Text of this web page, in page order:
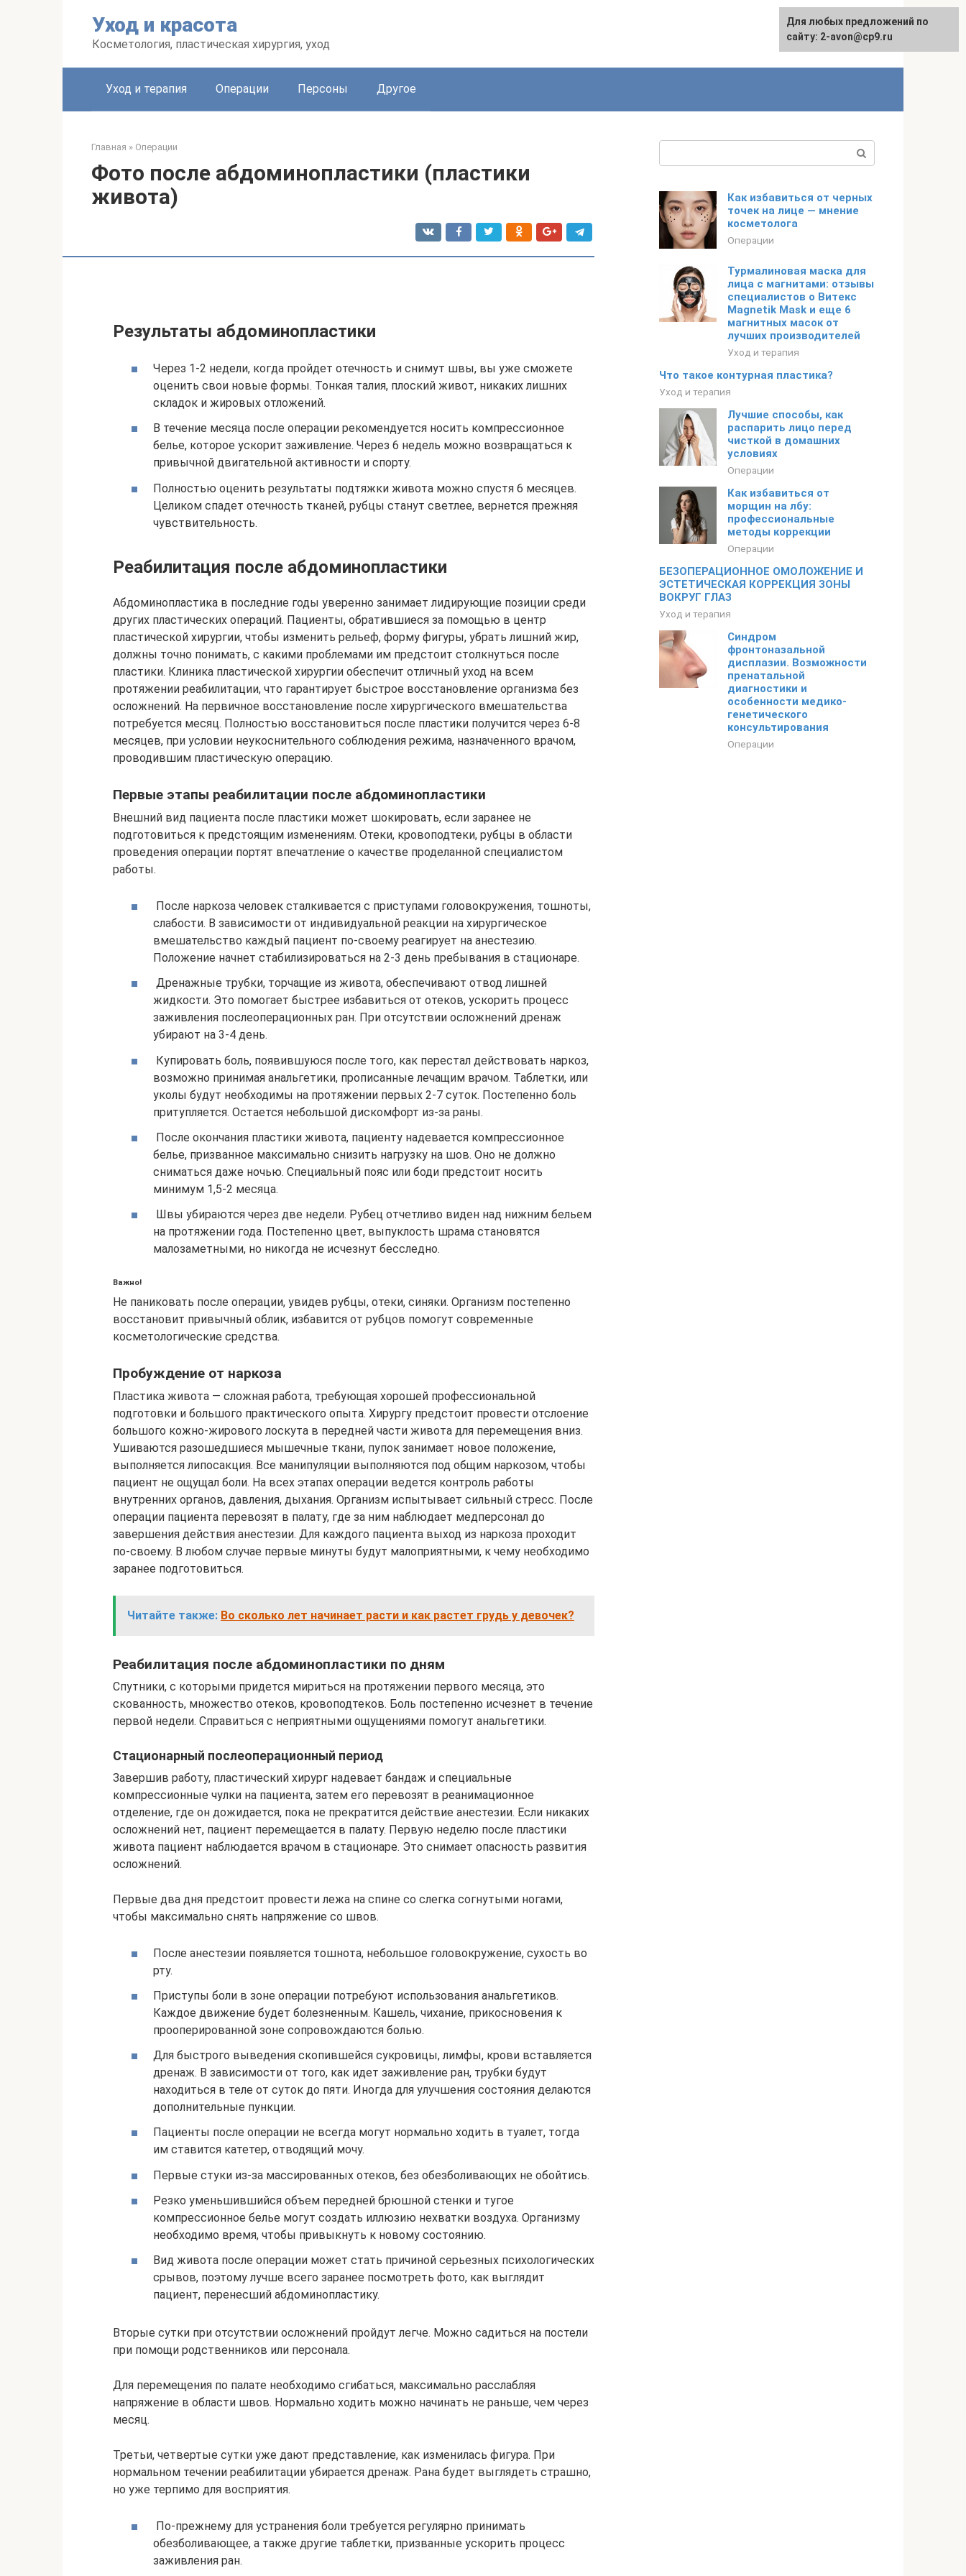
Уход и красота
Косметология, пластическая хирургия, уход
Уход и терапия Операции Персоны Другое
Главная » Операции
Фото после абдоминопластики (пластики
живота)
Результаты абдоминопластики
Через 1-2 недели, когда пройдет отечность и снимут швы, вы уже сможете
оценить свои новые формы. Тонкая талия, плоский живот, никаких лишних
складок и жировых отложений.
В течение месяца после операции рекомендуется носить компрессионное
белье, которое ускорит заживление. Через 6 недель можно возвращаться к
привычной двигательной активности и спорту.
Полностью оценить результаты подтяжки живота можно спустя 6 месяцев.
Целиком спадет отечность тканей, рубцы станут светлее, вернется прежняя
чувствительность.
Реабилитация после абдоминопластики
Абдоминопластика в последние годы уверенно занимает лидирующие позиции среди
других пластических операций. Пациенты, обратившиеся за помощью в центр
пластической хирургии, чтобы изменить рельеф, форму фигуры, убрать лишний жир,
должны точно понимать, с какими проблемами им предстоит столкнуться после
пластики. Клиника пластической хирургии обеспечит отличный уход на всем
протяжении реабилитации, что гарантирует быстрое восстановление организма без
осложнений. На первичное восстановление после хирургического вмешательства
потребуется месяц. Полностью восстановиться после пластики получится через 6-8
месяцев, при условии неукоснительного соблюдения режима, назначенного врачом,
проводившим пластическую операцию.
Первые этапы реабилитации после абдоминопластики
Внешний вид пациента после пластики может шокировать, если заранее не
подготовиться к предстоящим изменениям. Отеки, кровоподтеки, рубцы в области
проведения операции портят впечатление о качестве проделанной специалистом
работы.
После наркоза человек сталкивается с приступами головокружения, тошноты,
слабости. В зависимости от индивидуальной реакции на хирургическое
вмешательство каждый пациент по-своему реагирует на анестезию.
Положение начнет стабилизироваться на 2-3 день пребывания в стационаре.
Дренажные трубки, торчащие из живота, обеспечивают отвод лишней
жидкости. Это помогает быстрее избавиться от отеков, ускорить процесс
заживления послеоперационных ран. При отсутствии осложнений дренаж
убирают на 3-4 день.
Купировать боль, появившуюся после того, как перестал действовать наркоз,
возможно принимая анальгетики, прописанные лечащим врачом. Таблетки, или
уколы будут необходимы на протяжении первых 2-7 суток. Постепенно боль
притупляется. Остается небольшой дискомфорт из-за раны.
После окончания пластики живота, пациенту надевается компрессионное
белье, призванное максимально снизить нагрузку на шов. Оно не должно
сниматься даже ночью. Специальный пояс или боди предстоит носить
минимум 1,5-2 месяца.
Швы убираются через две недели. Рубец отчетливо виден над нижним бельем
на протяжении года. Постепенно цвет, выпуклость шрама становятся
малозаметными, но никогда не исчезнут бесследно.
Важно!
Не паниковать после операции, увидев рубцы, отеки, синяки. Организм постепенно
восстановит привычный облик, избавится от рубцов помогут современные
косметологические средства.
Пробуждение от наркоза
Пластика живота — сложная работа, требующая хорошей профессиональной
подготовки и большого практического опыта. Хирургу предстоит провести отслоение
большого кожно-жирового лоскута в передней части живота для перемещения вниз.
Ушиваются разошедшиеся мышечные ткани, пупок занимает новое положение,
выполняется липосакция. Все манипуляции выполняются под общим наркозом, чтобы
пациент не ощущал боли. На всех этапах операции ведется контроль работы
внутренних органов, давления, дыхания. Организм испытывает сильный стресс. После
операции пациента перевозят в палату, где за ним наблюдает медперсонал до
завершения действия анестезии. Для каждого пациента выход из наркоза проходит
по-своему. В любом случае первые минуты будут малоприятными, к чему необходимо
заранее подготовиться.
Читайте также: Во сколько лет начинает расти и как растет грудь у девочек?
Реабилитация после абдоминопластики по дням
Спутники, с которыми придется мириться на протяжении первого месяца, это
скованность, множество отеков, кровоподтеков. Боль постепенно исчезнет в течение
первой недели. Справиться с неприятными ощущениями помогут анальгетики.
Стационарный послеоперационный период
Завершив работу, пластический хирург надевает бандаж и специальные
компрессионные чулки на пациента, затем его перевозят в реанимационное
отделение, где он дожидается, пока не прекратится действие анестезии. Если никаких
осложнений нет, пациент перемещается в палату. Первую неделю после пластики
живота пациент наблюдается врачом в стационаре. Это снимает опасность развития
осложнений.
Первые два дня предстоит провести лежа на спине со слегка согнутыми ногами,
чтобы максимально снять напряжение со швов.
После анестезии появляется тошнота, небольшое головокружение, сухость во
рту.
Приступы боли в зоне операции потребуют использования анальгетиков.
Каждое движение будет болезненным. Кашель, чихание, прикосновения к
прооперированной зоне сопровождаются болью.
Для быстрого выведения скопившейся сукровицы, лимфы, крови вставляется
дренаж. В зависимости от того, как идет заживление ран, трубки будут
находиться в теле от суток до пяти. Иногда для улучшения состояния делаются
дополнительные пункции.
Пациенты после операции не всегда могут нормально ходить в туалет, тогда
им ставится катетер, отводящий мочу.
Первые стуки из-за массированных отеков, без обезболивающих не обойтись.
Резко уменьшившийся объем передней брюшной стенки и тугое
компрессионное белье могут создать иллюзию нехватки воздуха. Организму
необходимо время, чтобы привыкнуть к новому состоянию.
Вид живота после операции может стать причиной серьезных психологических
срывов, поэтому лучше всего заранее посмотреть фото, как выглядит
пациент, перенесший абдоминопластику.
Вторые сутки при отсутствии осложнений пройдут легче. Можно садиться на постели
при помощи родственников или персонала.
Для перемещения по палате необходимо сгибаться, максимально расслабляя
напряжение в области швов. Нормально ходить можно начинать не раньше, чем через
месяц.
Третьи, четвертые сутки уже дают представление, как изменилась фигура. При
нормальном течении реабилитации убирается дренаж. Рана будет выглядеть страшно,
но уже терпимо для восприятия.
По-прежнему для устранения боли требуется регулярно принимать
обезболивающее, а также другие таблетки, призванные ускорить процесс
заживления ран.
Как избавиться от черных
точек на лице — мнение
косметолога
Операции
Турмалиновая маска для
лица с магнитами: отзывы
специалистов о Витекс
Magnetik Mask и еще 6
магнитных масок от
лучших производителей
Уход и терапия
Что такое контурная пластика?
Уход и терапия
Лучшие способы, как
распарить лицо перед
чисткой в домашних
условиях
Операции
Как избавиться от
морщин на лбу:
профессиональные
методы коррекции
Операции
БЕЗОПЕРАЦИОННОЕ ОМОЛОЖЕНИЕ И
ЭСТЕТИЧЕСКАЯ КОРРЕКЦИЯ ЗОНЫ
ВОКРУГ ГЛАЗ
Уход и терапия
Синдром
фронтоназальной
дисплазии. Возможности
пренатальной
диагностики и
особенности медико-
генетического
консультирования
Операции
Для любых предложений по
сайту: 2-avon@cp9.ru